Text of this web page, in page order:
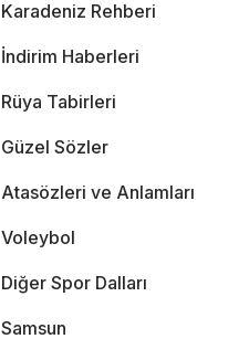
Karadeniz Rehberi
İndirim Haberleri
Rüya Tabirleri
Güzel Sözler
Atasözleri ve Anlamları
Voleybol
Diğer Spor Dalları
Samsun